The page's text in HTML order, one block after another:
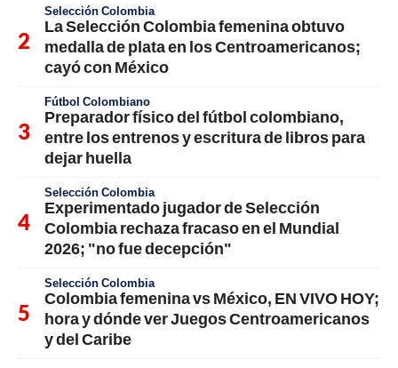
Selección Colombia
La Selección Colombia femenina obtuvo
medalla de plata en los Centroamericanos;
cayó con México
Fútbol Colombiano
Preparador físico del fútbol colombiano,
entre los entrenos y escritura de libros para
dejar huella
Selección Colombia
Experimentado jugador de Selección
Colombia rechaza fracaso en el Mundial
2026; "no fue decepción"
Selección Colombia
Colombia femenina vs México, EN VIVO HOY;
hora y dónde ver Juegos Centroamericanos
y del Caribe